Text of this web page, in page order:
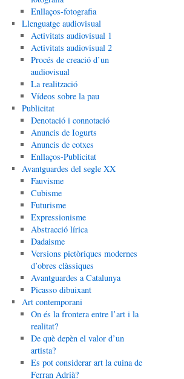
Enllaços-fotografia
Llenguatge audiovisual
Activitats audiovisual 1
Activitats audiovisual 2
Procés de creació d’un
audiovisual
La realització
Vídeos sobre la pau
Publicitat
Denotació i connotació
Anuncis de Iogurts
Anuncis de cotxes
Enllaços-Publicitat
Avantguardes del segle XX
Fauvisme
Cubisme
Futurisme
Expressionisme
Abstracció lírica
Dadaisme
Versions pictòriques modernes
d’obres clàssiques
Avantguardes a Catalunya
Picasso dibuixant
Art contemporani
On és la frontera entre l’art i la
realitat?
De què depèn el valor d’un
artista?
Es pot considerar art la cuina de
Ferran Adrià?